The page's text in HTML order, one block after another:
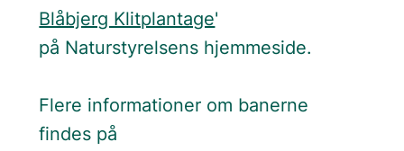
Blåbjerg Klitplantage'
på Naturstyrelsens hjemmeside.
Flere informationer om banerne
findes på